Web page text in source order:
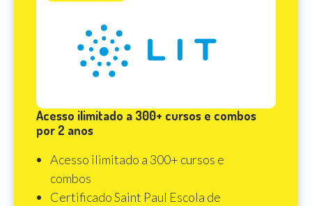
Acesso ilimitado a 300+ cursos e combos
por 2 anos
Acesso ilimitado a 300+ cursos e
combos
Certificado Saint Paul Escola de